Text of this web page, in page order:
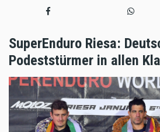
SuperEnduro Riesa:
Podeststürmer in allen